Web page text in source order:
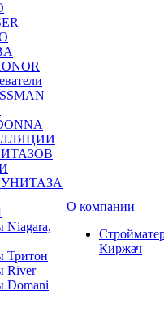
Niagara,
Тритон
River
Domani
О компании
Киржач